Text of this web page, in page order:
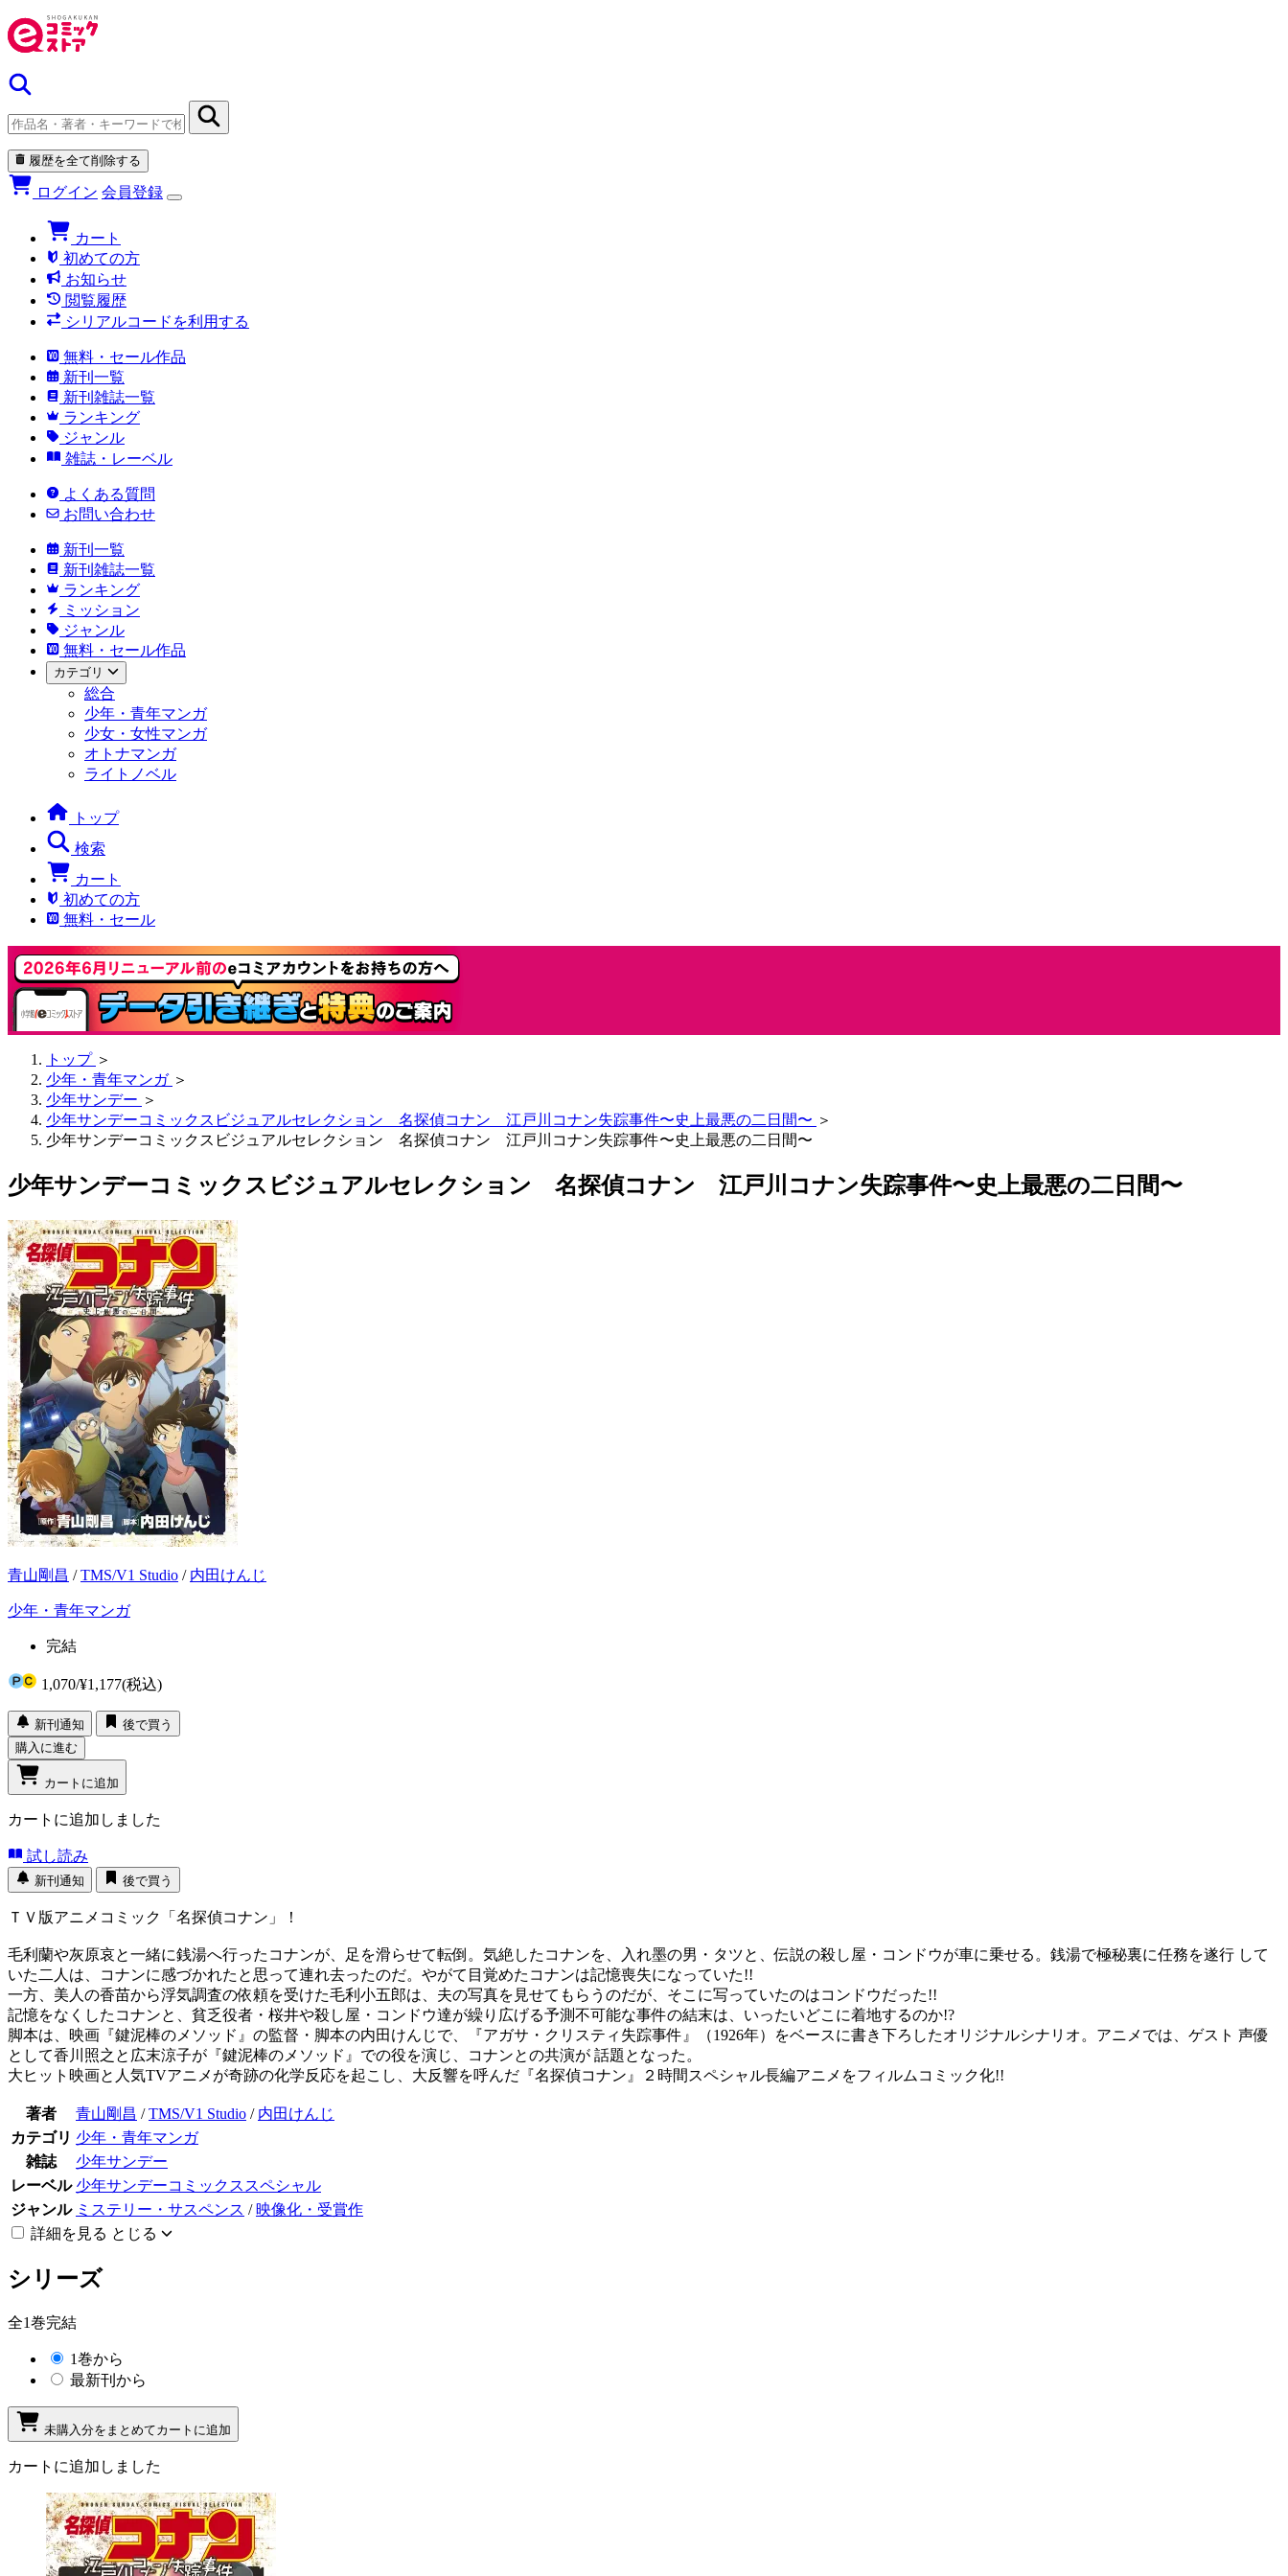
履歴を全て削除する
ログイン 会員登録
カート
初めての方
お知らせ
閲覧履歴
シリアルコードを利用する
無料・セール作品
新刊一覧
新刊雑誌一覧
ランキング
ジャンル
雑誌・レーベル
よくある質問
お問い合わせ
新刊一覧
新刊雑誌一覧
ランキング
ミッション
ジャンル
無料・セール作品
カテゴリ
総合
少年・青年マンガ
少女・女性マンガ
オトナマンガ
ライトノベル
トップ
検索
カート
初めての方
無料・セール
トップ ＞
少年・青年マンガ ＞
少年サンデー ＞
少年サンデーコミックスビジュアルセレクション 名探偵コナン 江戸川コナン失踪事件〜史上最悪の二日間〜 ＞
少年サンデーコミックスビジュアルセレクション 名探偵コナン 江戸川コナン失踪事件〜史上最悪の二日間〜
少年サンデーコミックスビジュアルセレクション 名探偵コナン 江戸川コナン失踪事件〜史上最悪の二日間〜
青山剛昌 /TMS/V1 Studio / 内田けんじ
少年・青年マンガ
完結
1,070/¥1,177(税込)
新刊通知
後で買う
購入に進む
カートに追加
カートに追加しました
試し読み
新刊通知 後で買う
ＴＶ版アニメコミック「名探偵コナン」！
毛利蘭や灰原哀と一緒に銭湯へ行ったコナンが、足を滑らせて転倒。気絶したコナンを、入れ墨の男・タツと、伝説の殺し屋・コンドウが車に乗せる。銭湯で極秘裏に任務を遂行 して
いた二人は、コナンに感づかれたと思って連れ去ったのだ。やがて目覚めたコナンは記憶喪失になっていた!!
一方、美人の香苗から浮気調査の依頼を受けた毛利小五郎は、夫の写真を見せてもらうのだが、そこに写っていたのはコンドウだった!!
記憶をなくしたコナンと、貧乏役者・桜井や殺し屋・コンドウ達が繰り広げる予測不可能な事件の結末は、いったいどこに着地するのか!?
脚本は、映画『鍵泥棒のメソッド』の監督・脚本の内田けんじで、『アガサ・クリスティ失踪事件』（1926年）をベースに書き下ろしたオリジナルシナリオ。アニメでは、ゲスト 声優
として香川照之と広末涼子が『鍵泥棒のメソッド』での役を演じ、コナンとの共演が 話題となった。
大ヒット映画と人気TVアニメが奇跡の化学反応を起こし、大反響を呼んだ『名探偵コナン』２時間スペシャル長編アニメをフィルムコミック化!!
著者 青山剛昌 /TMS/V1 Studio / 内田けんじ
カテゴリ 少年・青年マンガ
雑誌
少年サンデー
レーベル 少年サンデーコミックススペシャル
ジャンル ミステリー・サスペンス / 映像化・受賞作
詳細を見る とじる
シリーズ
全1巻完結
1巻から
最新刊から
未購入分をまとめてカートに追加
カートに追加しました